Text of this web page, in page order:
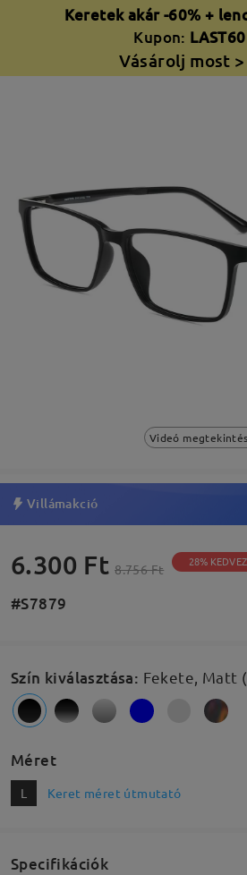
Keretek akár -60% +
Kupon: LAST60
Vásárolj most >
Videó
Villámakció
6.300 Ft 8.756 Ft 28%
#S7879
Szín kiválasztása: Fekete, Matt
Méret
L Keret méret útmutató
Specifikációk